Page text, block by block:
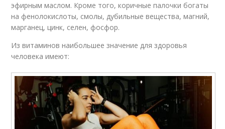
эфирным маслом. Кроме того, коричные палочки богаты
на фенолокислоты, смолы, дубильные вещества, магний,
марганец, цинк, селен, фосфор.
Из витаминов наибольшее значение для здоровья
человека имеют: